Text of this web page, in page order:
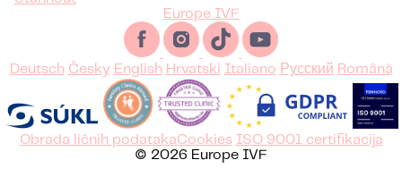
Europe IVF
Deutsch Česky English Hrvatski Italiano Русский Română
Obrada ličnih podatakaCookies ISO 9001 certifikacija
© 2026 Europe IVF